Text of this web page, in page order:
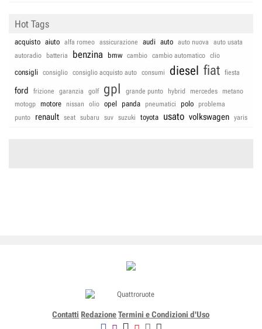
Hot Tags
acquisto aiuto alfa romeo assicurazione audi auto auto nuova
auto usata
autoradio
batteria benzina bmw cambio cambio automatico clio
consigli consiglio consiglio acquisto auto consumi diesel fiat fiesta
ford frizione garanzia golf gpl grande punto hybrid mercedes
metano
motogp
motore nissan olio opel panda pneumatici polo
problema
punto
renault seat subaru suv suzuki toyota usato volkswagen yaris
Contatti Redazione Termini e Condizioni d'Uso